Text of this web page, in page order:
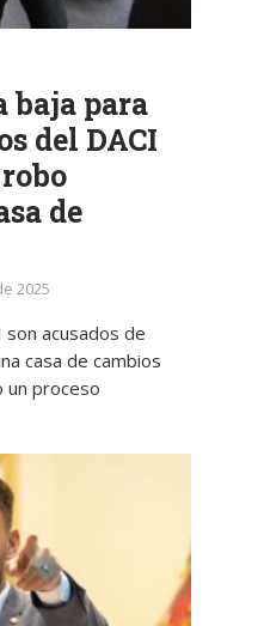
baja para
del DACI
de
2025
acusados de
casa de cambios
un proceso